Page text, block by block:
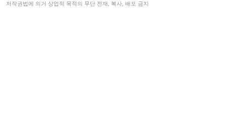
저작권법에 의거 상업적 목적의 무단 전재, 복사, 배포 금지